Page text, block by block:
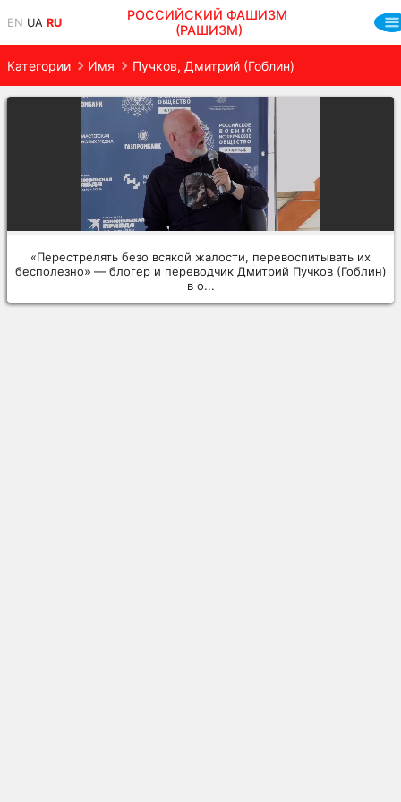
EN UA RU
РОССИЙСКИЙ ФАШИЗМ
(РАШИЗМ)
Категории Имя Пучков, Дмитрий (Гоблин)
«Перестрелять безо всякой жалости, перевоспитывать их
бесполезно» — блогер и переводчик Дмитрий Пучков (Гоблин)
в о...